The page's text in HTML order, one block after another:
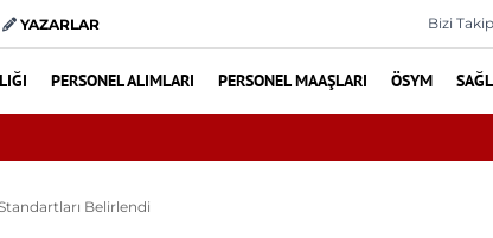
YAZARLAR Bizi
PERSONEL ALIMLARI PERSONEL MAAŞLARI ÖSYM
Ameliyat mı? Bel ve Boyun Fıtığında Doğru Tedavi
Belirlendi